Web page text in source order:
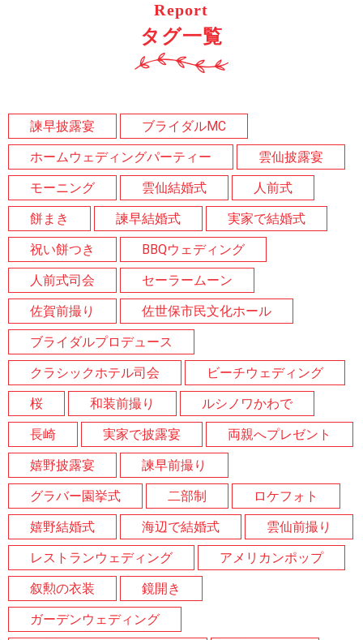
Report
タグ一覧
諫早披露宴
ブライダルMC
ホームウェディングパーティー
雲仙披露宴
モーニング
雲仙結婚式
人前式
餅まき
諫早結婚式
実家で結婚式
祝い餅つき
BBQウェディング
人前式司会
セーラームーン
佐賀前撮り
佐世保市民文化ホール
ブライダルプロデュース
クラシックホテル司会
ビーチウェディング
桜
和装前撮り
ルシノワかわで
長崎
実家で披露宴
両親へプレゼント
嬉野披露宴
諫早前撮り
グラバー園挙式
二部制
ロケフォト
嬉野結婚式
海辺で結婚式
雲仙前撮り
レストランウェディング
アメリカンポップ
叙勲の衣装
鏡開き
ガーデンウェディング